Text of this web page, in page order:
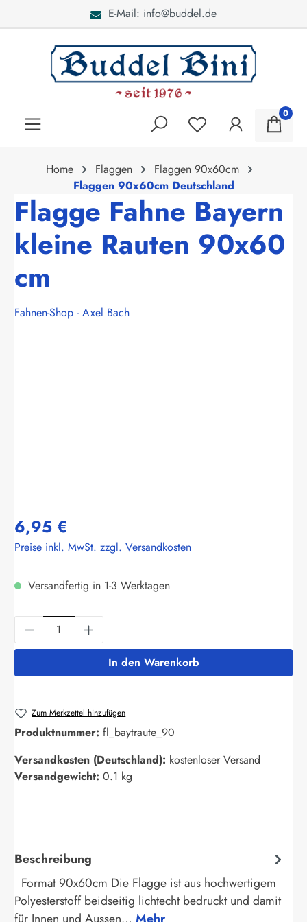
E-Mail: info@buddel.de
0
Home Flaggen
Flaggen 90x60cm
Flaggen 90x60cm Deutschland
Flagge Fahne Bayern
kleine Rauten 90x60
cm
Fahnen-Shop - Axel Bach
6,95 €
Preise inkl. MwSt. zzgl. Versandkosten
Versandfertig in 1-3 Werktagen
Produkt Anzahl: Gib den gewünschten
In den Warenkorb
Zum Merkzettel hinzufügen
Produktnummer: fl_baytraute_90
Versandkosten (Deutschland): kostenloser Versand
Versandgewicht: 0.1 kg
Beschreibung
Format 90x60cm Die Flagge ist aus hochwertigem
Polyesterstoff beidseitig lichtecht bedruckt und damit